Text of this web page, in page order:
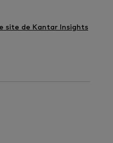
site de Kantar Insights